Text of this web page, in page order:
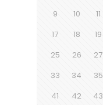
9
10 11
17
18 19
25
26 27
33
34 35
41
42 43